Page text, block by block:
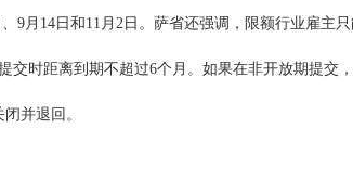
9月14日和11月2日。萨省还强调，限额行业雇主
交时距离到期不超过6个月。如果在非开放期提交
并退回。